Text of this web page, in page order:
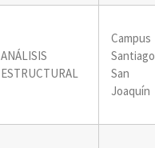
ANÁLISIS
ESTRUCTURAL
Campus
Santiago
San
Joaquín